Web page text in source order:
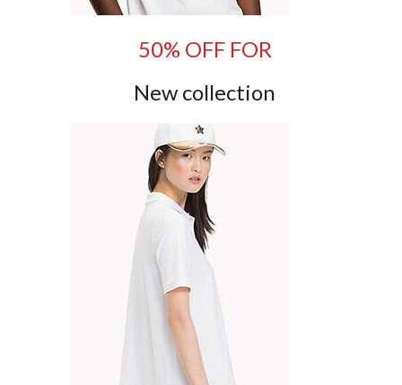
50% OFF FOR
New collection